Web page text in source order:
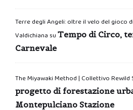
Terre degli Angeli: oltre il velo del gioco
Valdichiana su Tempo di Circo,
Carnevale
The Miyawaki Method | Collettivo Rewild
progetto di forestazione
Montepulciano Stazione